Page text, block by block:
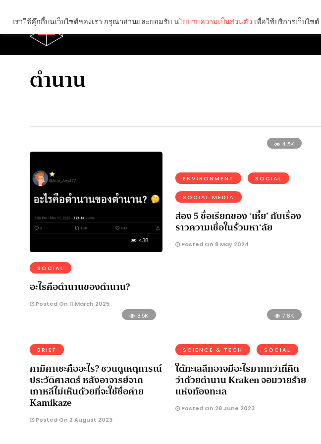
ตำนาน
438
SOCIAL
อะไรคือตำนานของตำนาน?
Posted On 11 March 2025
4.5K
ENVIRONMENT SOCIAL
SOCIAL MEDIA
ส่อง 5 ชื่อเรียกของ ‘เหี้ย’ กับเรื่อง
ราวความเชื่อในรั้วมหา‘ลัย
Posted On 8 May 2024
3.5K
BRIEF
คามิคาเซะคืออะไร? ชวนดูเหตุการณ์
ประวัติศาสตร์ หลังอาจารย์จาก
เกาหลีไม่เห็นด้วยที่จะใช้ชื่อค่าย
Kamikaze
Posted On 2 August 2023
7.8K
SCIENCE & TECH SOCIAL
ใต้ทะเลลึกอาจมีอะไรมากกว่าที่คิด
ว่าด้วยตำนาน Kraken จอมวายร้าย
แห่งท้องทะเล
Posted On 28 June 2023
เราใช้คุ๊กกี้บนเว็บไซต์ของเรา กรุณาอ่านและยอมรับ นโยบายความเป็นส่วนตัว เพื่อใช้บริการเว็บไซต์